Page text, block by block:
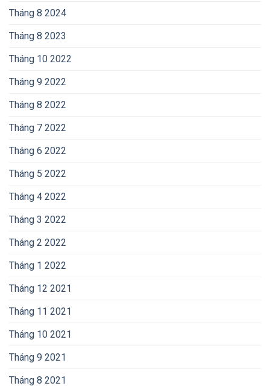
Tháng 8 2024
Tháng 8 2023
Tháng 10 2022
Tháng 9 2022
Tháng 8 2022
Tháng 7 2022
Tháng 6 2022
Tháng 5 2022
Tháng 4 2022
Tháng 3 2022
Tháng 2 2022
Tháng 1 2022
Tháng 12 2021
Tháng 11 2021
Tháng 10 2021
Tháng 9 2021
Tháng 8 2021